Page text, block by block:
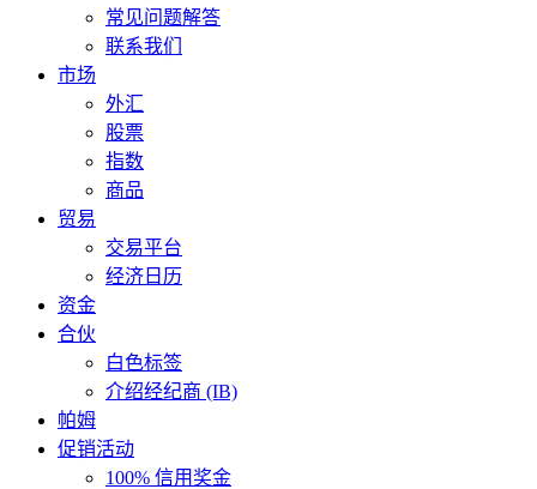
常见问题解答
联系我们
市场
外汇
股票
指数
商品
贸易
交易平台
经济日历
资金
合伙
白色标签
介绍经纪商 (IB)
帕姆
促销活动
100% 信用奖金